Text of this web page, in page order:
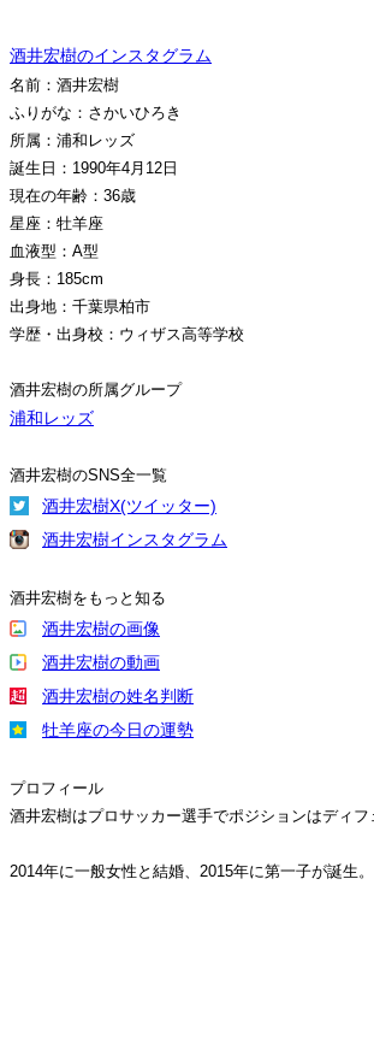
酒井宏樹のインスタグラム
名前：酒井宏樹
ふりがな：さかいひろき
所属：浦和レッズ
誕生日：1990年4月12日
現在の年齢：36歳
星座：牡羊座
血液型：A型
身長：185cm
出身地：千葉県柏市
学歴・出身校：ウィザス高等学校
酒井宏樹の所属グループ
浦和レッズ
酒井宏樹のSNS全一覧
酒井宏樹X(ツイッター)
酒井宏樹インスタグラム
酒井宏樹をもっと知る
酒井宏樹の画像
酒井宏樹の動画
酒井宏樹の姓名判断
牡羊座の今日の運勢
プロフィール
酒井宏樹はプロサッカー選手でポジションはディフ
2014年に一般女性と結婚、2015年に第一子が誕生。